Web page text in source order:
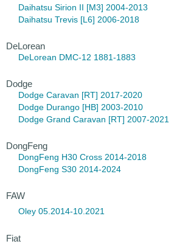
Daihatsu Sirion II [M3] 2004-2013
Daihatsu Trevis [L6] 2006-2018
DeLorean
DeLorean DMC-12 1881-1883
Dodge
Dodge Caravan [RT] 2017-2020
Dodge Durango [HB] 2003-2010
Dodge Grand Caravan [RT] 2007-2021
DongFeng
DongFeng H30 Cross 2014-2018
DongFeng S30 2014-2024
FAW
Oley 05.2014-10.2021
Fiat